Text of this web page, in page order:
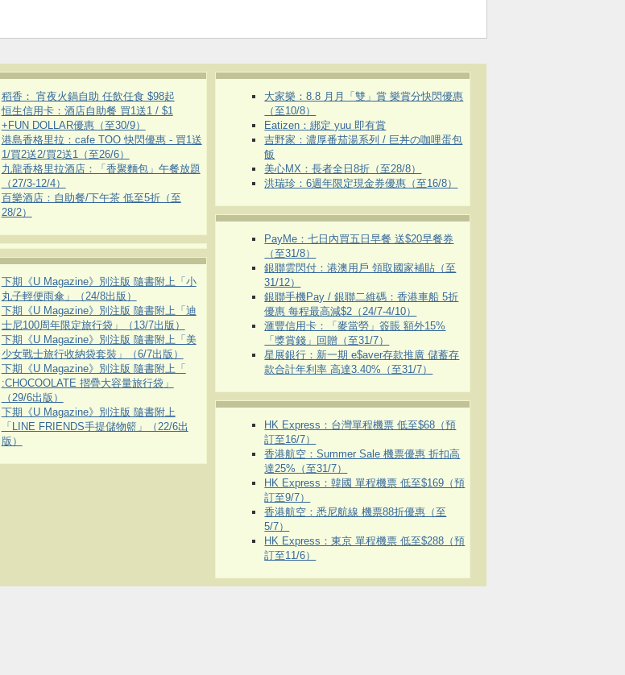
稻香： 宵夜火鍋自助 任飲任食 $98起
恒生信用卡：酒店自助餐 買1送1 / $1
+FUN DOLLAR優惠（至30/9）
港島香格里拉：cafe TOO 快閃優惠 - 買1送
1/買2送2/買2送1（至26/6）
九龍香格里拉酒店：「香聚麵包」午餐放題
（27/3-12/4）
百樂酒店：自助餐/下午茶 低至5折（至
28/2）
下期《U Magazine》別注版 隨書附上「小
丸子輕便雨傘」（24/8出版）
下期《U Magazine》別注版 隨書附上「迪
士尼100周年限定旅行袋」（13/7出版）
下期《U Magazine》別注版 隨書附上「美
少女戰士旅行收納袋套裝」（6/7出版）
下期《U Magazine》別注版 隨書附上「
:CHOCOOLATE 摺疊大容量旅行袋」
（29/6出版）
下期《U Magazine》別注版 隨書附上
「LINE FRIENDS手提儲物籃」（22/6出
版）
大家樂：8.8 月月「雙」賞 樂賞分快閃優惠
（至10/8）
Eatizen：綁定 yuu 即有賞
吉野家：濃厚番茄湯系列 / 巨丼の咖哩蛋包
飯
美心MX：長者全日8折（至28/8）
洪瑞珍：6週年限定現金券優惠（至16/8）
PayMe：七日內買五日早餐 送$20早餐券
（至31/8）
銀聯雲閃付：港澳用戶 領取國家補貼（至
31/12）
銀聯手機Pay / 銀聯二維碼：香港車船 5折
優惠 每程最高減$2（24/7-4/10）
滙豐信用卡：「麥當勞」簽賬 額外15%
「獎賞錢」回贈（至31/7）
星展銀行：新一期 e$aver存款推廣 儲蓄存
款合計年利率 高達3.40%（至31/7）
HK Express：台灣單程機票 低至$68（預
訂至16/7）
香港航空：Summer Sale 機票優惠 折扣高
達25%（至31/7）
HK Express：韓國 單程機票 低至$169（預
訂至9/7）
香港航空：悉尼航線 機票88折優惠（至
5/7）
HK Express：東京 單程機票 低至$288（預
訂至11/6）